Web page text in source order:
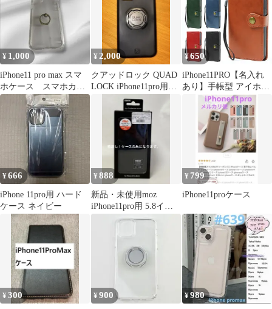
¥ 1,000
iPhone11 pro max スマ
ホケース スマホカバ
ー アイフォン11
¥ 2,000
クアッドロック QUAD
LOCK iPhone11pro用ケ
¥650
iPhone11PRO【名入れ
あり】手帳型 アイホン
スマホケース レザー
PUレザー 革 スタンド
¥666
iPhone 11pro用 ハード
ケース ネイビー
¥888
新品・未使用moz
iPhone11pro用 5.8イン
チ 手帳型ケース
¥ 799
iPhone11proケース
¥300 ¥900 ¥980